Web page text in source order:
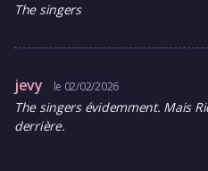
The singers
jevy le 02/02/2026
The singers évidemment. Mais
derrière.